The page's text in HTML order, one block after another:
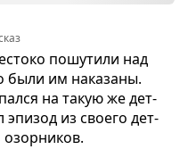
пошу­тили над
были им нака­заны.
на такую же дет­
из сво­его дет­
озор­ни­ков.